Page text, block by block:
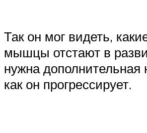
Так он мог видеть,
мышцы отстают в
нужна дополнительная
как он прогрессирует.​